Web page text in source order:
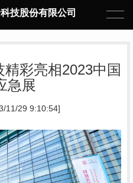
技股份有限公司
彩亮相2023中国
急展
11/29 9:10:54]